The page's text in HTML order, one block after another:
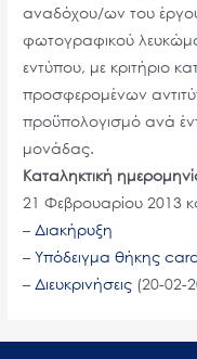
αναδόχου/ων του
φωτογραφικού
εντύπου, με κριτήριο
προσφερομένων
προϋπολογισμό ανά
μονάδας.
Καταληκτική
21 Φεβρουαρίου 2013
–Διακήρυξη
–Yπόδειγμα θήκης
–Διευκρινήσεις (20-02-